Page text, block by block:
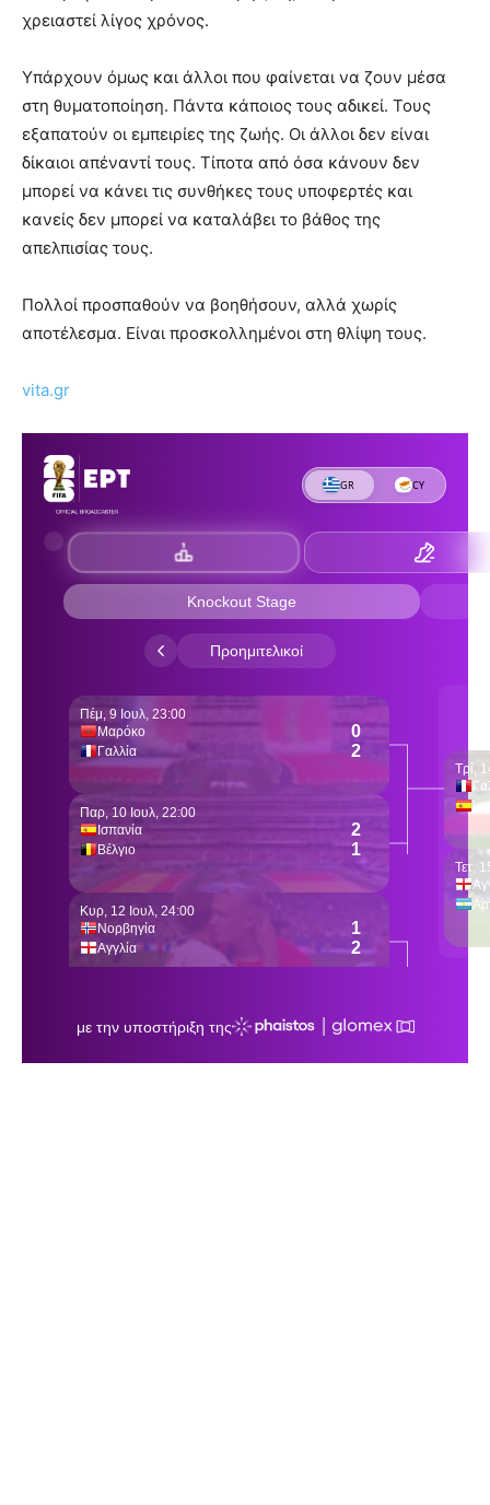
χρειαστεί λίγος χρόνος.
Υπάρχουν όμως και άλλοι που φαίνεται να ζουν μέσα
στη θυματοποίηση. Πάντα κάποιος τους αδικεί. Τους
εξαπατούν οι εμπειρίες της ζωής. Οι άλλοι δεν είναι
δίκαιοι απέναντί τους. Τίποτα από όσα κάνουν δεν
μπορεί να κάνει τις συνθήκες τους υποφερτές και
κανείς δεν μπορεί να καταλάβει το βάθος της
απελπισίας τους.
Πολλοί προσπαθούν να βοηθήσουν, αλλά χωρίς
αποτέλεσμα. Είναι προσκολλημένοι στη θλίψη τους.
vita.gr